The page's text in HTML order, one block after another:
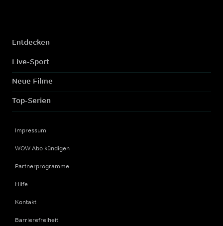
Entdecken
Live-Sport
Neue Filme
Top-Serien
Impressum
WOW Abo kündigen
Partnerprogramme
Hilfe
Kontakt
Barrierefreiheit